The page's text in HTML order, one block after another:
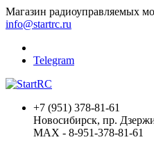
Магазин радиоуправляемых
info@startrc.ru
Telegram
+7 (951) 378-81-61
Новосибирск, пр.
MAX - 8-951-378-81-61